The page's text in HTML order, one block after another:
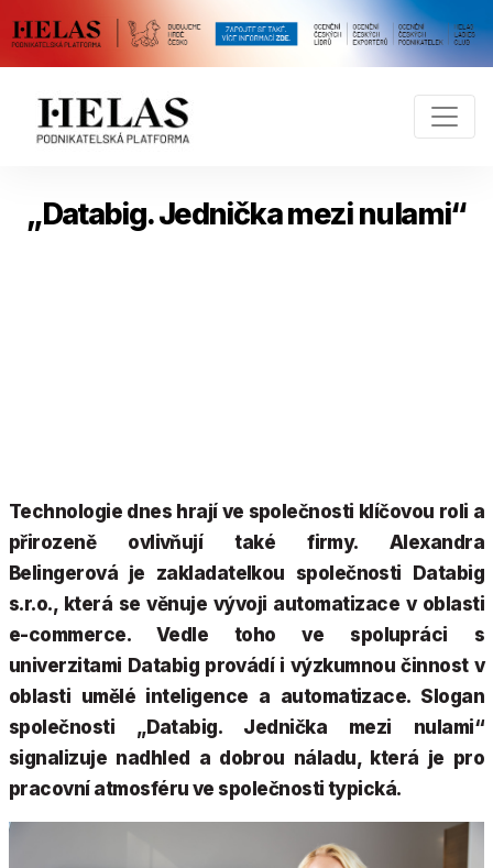
„Databig. Jednička mezi nulami“
Technologie dnes hrají ve společnosti klíčovou roli a
přirozeně ovlivňují také firmy. Alexandra
Belingerová je zakladatelkou společnosti Databig
s.r.o., která se věnuje vývoji automatizace v oblasti
e-commerce. Vedle toho ve spolupráci s
univerzitami Databig provádí i výzkumnou činnost v
oblasti umělé inteligence a automatizace. Slogan
společnosti „Databig. Jednička mezi nulami“
signalizuje nadhled a dobrou náladu, která je pro
pracovní atmosféru ve společnosti typická.